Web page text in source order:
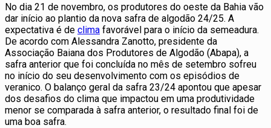
No dia 21 de novembro, os produtores do oeste da Bahia vão
dar início ao plantio da nova safra de algodão 24/25. A
expectativa é de clima favorável para o início da semeadura.
De acordo com Alessandra Zanotto, presidente da
Associação Baiana dos Produtores de Algodão (Abapa), a
safra anterior que foi concluída no mês de setembro sofreu
no início do seu desenvolvimento com os episódios de
veranico. O balanço geral da safra 23/24 apontou que apesar
dos desafios do clima que impactou em uma produtividade
menor se comparada à safra anterior, o resultado final foi de
uma boa safra.